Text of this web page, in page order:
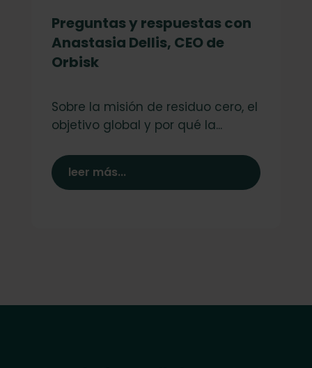
Preguntas y respuestas con
Anastasia Dellis, CEO de
Orbisk
Sobre la misión de residuo cero, el
objetivo global y por qué la...
leer más...